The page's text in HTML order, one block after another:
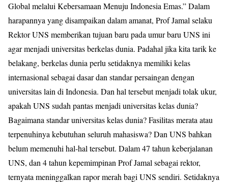
Global melalui Kebersamaan Menuju Indonesia Emas.” Dalam
harapannya yang disampaikan dalam amanat, Prof Jamal selaku
Rektor UNS memberikan tujuan baru pada umur baru UNS ini
agar menjadi universitas berkelas dunia. Padahal jika kita tarik ke
belakang, berkelas dunia perlu setidaknya memiliki kelas
internasional sebagai dasar dan standar persaingan dengan
universitas lain di Indonesia. Dan hal tersebut menjadi tolak ukur,
apakah UNS sudah pantas menjadi universitas kelas dunia?
Bagaimana standar universitas kelas dunia? Fasilitas merata atau
terpenuhinya kebutuhan seluruh mahasiswa? Dan UNS bahkan
belum memenuhi hal-hal tersebut. Dalam 47 tahun keberjalanan
UNS, dan 4 tahun kepemimpinan Prof Jamal sebagai rektor,
ternyata meninggalkan rapor merah bagi UNS sendiri. Setidaknya